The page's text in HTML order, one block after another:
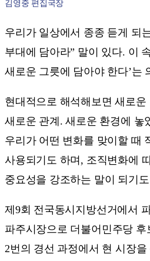
김영중 편집국장
우리가 일상에서 종종 듣게 되
부대에 담아라” 말이 있다. 이
새로운 그릇에 담아야 한다’는
현대적으로 해석해보면 새로
새로운 관계. 새로운 환경에 놓
우리가 어떤 변화를 맞이할 때
사용되기도 하며, 조직변화에
중요성을 강조하는 말이 되기
제9회 전국동시지방선거에서
파주시장으로 더불어민주당
2번의 경선 과정에서 현 시장